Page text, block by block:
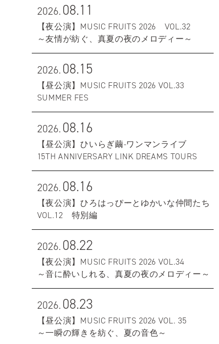
2026.08.11
【夜公演】MUSIC FRUITS 2026 VOL.32
～友情が紡ぐ、真夏の夜のメロディー～
2026.08.15
【昼公演】MUSIC FRUITS 2026 VOL.33
SUMMER FES
2026.08.16
【昼公演】ひいらぎ繭-ワンマンライブ
15TH ANNIVERSARY LINK DREAMS TOURS
2026.08.16
【夜公演】ひろはっぴーとゆかいな仲間たち
VOL.12 特別編
2026.08.22
【夜公演】MUSIC FRUITS 2026 VOL.34
～音に酔いしれる、真夏の夜のメロディー～
2026.08.23
【昼公演】MUSIC FRUITS 2026 VOL. 35
～一瞬の輝きを紡ぐ、夏の音色～